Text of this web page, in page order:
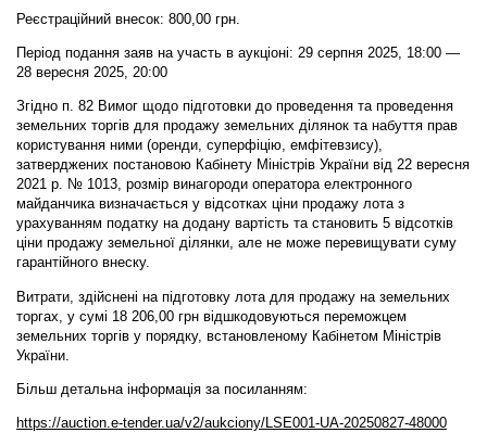
Реєстраційний внесок: 800,00 грн.
Період подання заяв на участь в аукціоні: 29 серпня 2025, 18:00 —
28 вересня 2025, 20:00
Згідно п. 82 Вимог щодо підготовки до проведення та проведення
земельних торгів для продажу земельних ділянок та набуття прав
користування ними (оренди, суперфіцію, емфітевзису),
затверджених постановою Кабінету Міністрів України від 22 вересня
2021 р. № 1013, розмір винагороди оператора електронного
майданчика визначається у відсотках ціни продажу лота з
урахуванням податку на додану вартість та становить 5 відсотків
ціни продажу земельної ділянки, але не може перевищувати суму
гарантійного внеску.
Витрати, здійснені на підготовку лота для продажу на земельних
торгах, у сумі 18 206,00 грн відшкодовуються переможцем
земельних торгів у порядку, встановленому Кабінетом Міністрів
України.
Більш детальна інформація за посиланням:
https://auction.e-tender.ua/v2/aukciony/LSE001-UA-20250827-48000